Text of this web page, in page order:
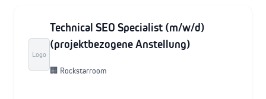
Logo
Technical SEO Specialist (m/w/d)
(projektbezogene Anstellung)
🏢 Rockstarroom